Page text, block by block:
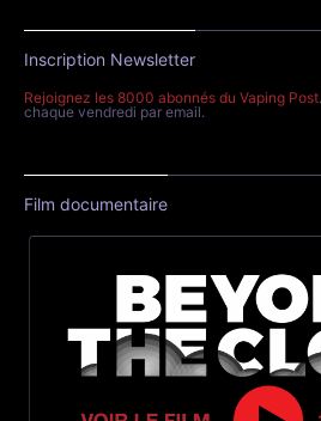
Inscription Newsletter
Rejoignez les 8000 abonnés du Vaping Post
chaque vendredi par email.
Film documentaire